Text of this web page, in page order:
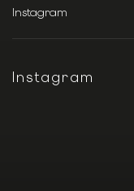
Instagram
Instagram